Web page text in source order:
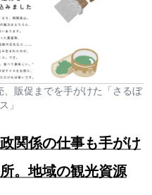
販促までを手がけた「さるぼ
」
関係の仕事も手がけ
。地域の観光資源